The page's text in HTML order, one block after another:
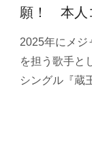
願！ 本人
2025年にメジ
を担う歌手と
シングル『蔵